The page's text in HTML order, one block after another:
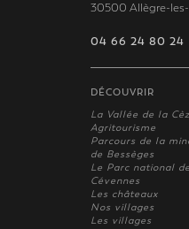
30500 Allègre-
04 66 24 80 24
DÉCOUVRIR
La Vallée de la
Agritourisme
Parcours de la
de Bessèges
Le Parc national
Cévennes
Les châteaux
Nos villages
Les villages